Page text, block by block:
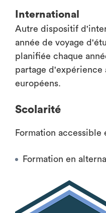
International
Autre dispositif
année de voyage
planifiée chaque
partage d'expérience
européens.
Scolarité
Formation accessible
Formation en